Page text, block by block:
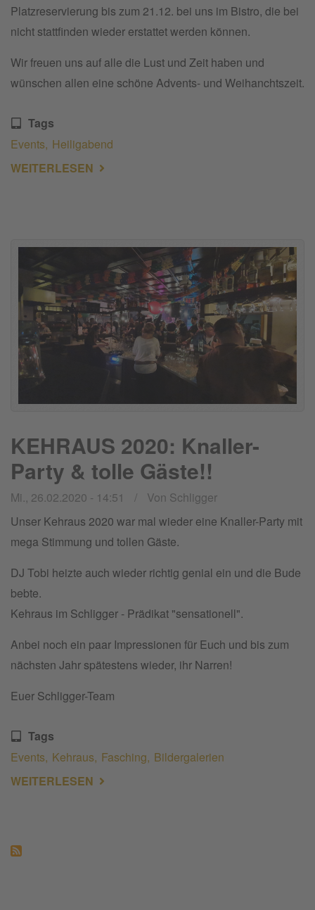
Platzreservierung bis zum 21.12. bei uns im Bistro, die bei
nicht stattfinden wieder erstattet werden können.
Wir freuen uns auf alle die Lust und Zeit haben und
wünschen allen eine schöne Advents- und Weihanchtszeit.
Tags
Events Heiligabend
WEITERLESEN ÜBER
IT P
LATZRESERVIERUNG B
IS 2
1.12.!!
KEHRAUS 2020: Knaller-
Party & tolle Gäste!!
Mi., 26.02.2020 - 14:51 Von Schligger
Unser Kehraus 2020 war mal wieder eine Knaller-Party mit
mega Stimmung und tollen Gäste.
DJ Tobi heizte auch wieder richtig genial ein und die Bude
bebte.
Kehraus im Schligger - Prädikat "sensationell".
Anbei noch ein paar Impressionen für Euch und bis zum
nächsten Jahr spätestens wieder, ihr Narren!
Euer Schligger-Team
Tags
Events Kehraus Fasching Bildergalerien
WEITERLESEN ÜBER